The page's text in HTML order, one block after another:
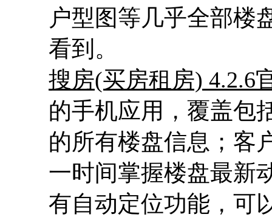
户型图等几乎全部楼
看到。
搜房(买房租房) 4.2.6
的手机应用，覆盖包
的所有楼盘信息；客
一时间掌握楼盘最新
有自动定位功能，可